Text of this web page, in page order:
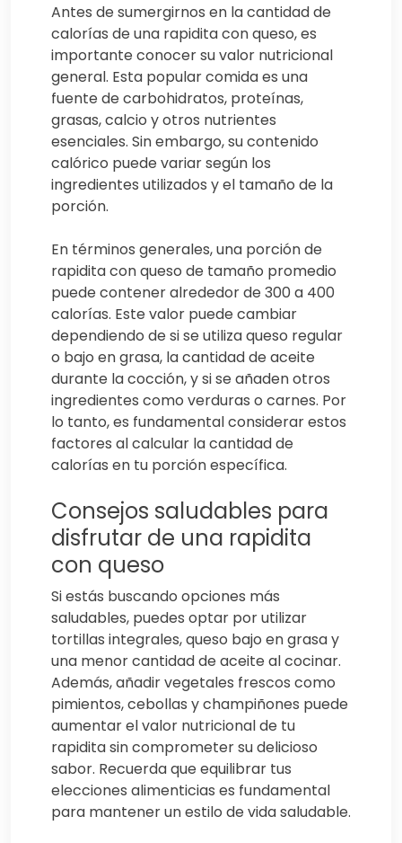
Antes de sumergirnos en la cantidad de
calorías de una rapidita con queso, es
importante conocer su valor nutricional
general. Esta popular comida es una
fuente de carbohidratos, proteínas,
grasas, calcio y otros nutrientes
esenciales. Sin embargo, su contenido
calórico puede variar según los
ingredientes utilizados y el tamaño de la
porción.
En términos generales, una porción de
rapidita con queso de tamaño promedio
puede contener alrededor de 300 a 400
calorías. Este valor puede cambiar
dependiendo de si se utiliza queso regular
o bajo en grasa, la cantidad de aceite
durante la cocción, y si se añaden otros
ingredientes como verduras o carnes. Por
lo tanto, es fundamental considerar estos
factores al calcular la cantidad de
calorías en tu porción específica.
Consejos saludables para
disfrutar de una rapidita
con queso
Si estás buscando opciones más
saludables, puedes optar por utilizar
tortillas integrales, queso bajo en grasa y
una menor cantidad de aceite al cocinar.
Además, añadir vegetales frescos como
pimientos, cebollas y champiñones puede
aumentar el valor nutricional de tu
rapidita sin comprometer su delicioso
sabor. Recuerda que equilibrar tus
elecciones alimenticias es fundamental
para mantener un estilo de vida saludable.